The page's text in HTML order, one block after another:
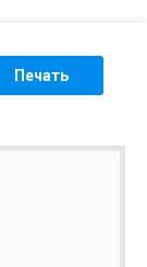
Печать